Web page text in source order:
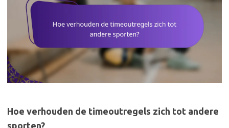
Hoe verhouden de timeoutregels zich tot andere
sporten?